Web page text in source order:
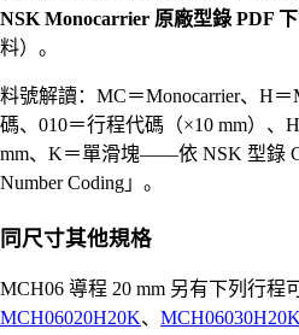
NSK Monocarrier 原廠型錄 PDF
料）。
料號解讀：MC＝Monocarrier、H
碼、010＝行程代碼（×10 mm）、
mm、K＝單滑塊——依 NSK 型錄
Number Coding」。
同尺寸其他規格
MCH06 導程 20 mm 另有下列行程
MCH06020H20K、